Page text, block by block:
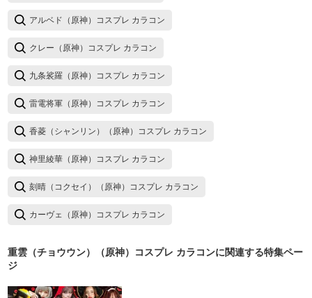
アルベド（原神）コスプレ カラコン
クレー（原神）コスプレ カラコン
九条裟羅（原神）コスプレ カラコン
雷電将軍（原神）コスプレ カラコン
香菱（シャンリン）（原神）コスプレ カラコン
神里綾華（原神）コスプレ カラコン
刻晴（コクセイ）（原神）コスプレ カラコン
カーヴェ（原神）コスプレ カラコン
重雲（チョウウン）（原神）コスプレ カラコンに関連する特集ペー
ジ